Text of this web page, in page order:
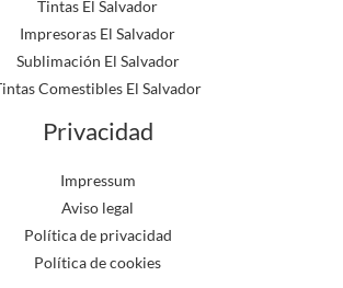
Tintas El Salvador
Impresoras El Salvador
Sublimación El Salvador
Comestibles El Salvador
Privacidad
Impressum
Aviso legal
Política de privacidad
Política de cookies